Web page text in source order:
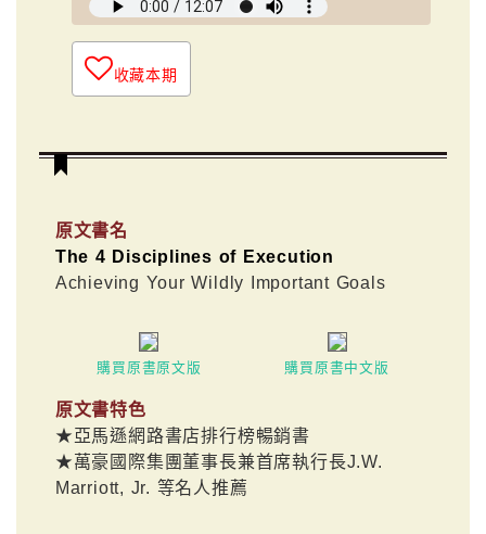
收藏本期
原文書名
The 4 Disciplines of Execution
Achieving Your Wildly Important Goals
購買原書原文版 購買原書中文版
原文書特色
★亞馬遜網路書店排行榜暢銷書
★萬豪國際集團董事長兼首席執行長J.W.
Marriott, Jr. 等名人推薦